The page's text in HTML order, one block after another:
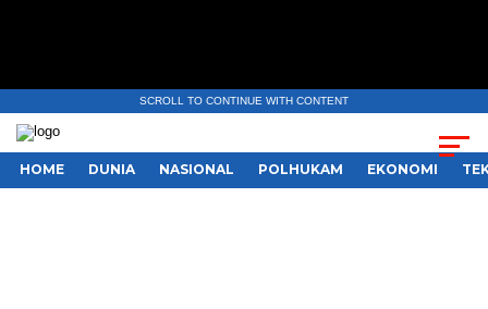
SCROLL TO CONTINUE WITH CONTENT
HOME DUNIA NASIONAL POLHUKAM EKONOMI